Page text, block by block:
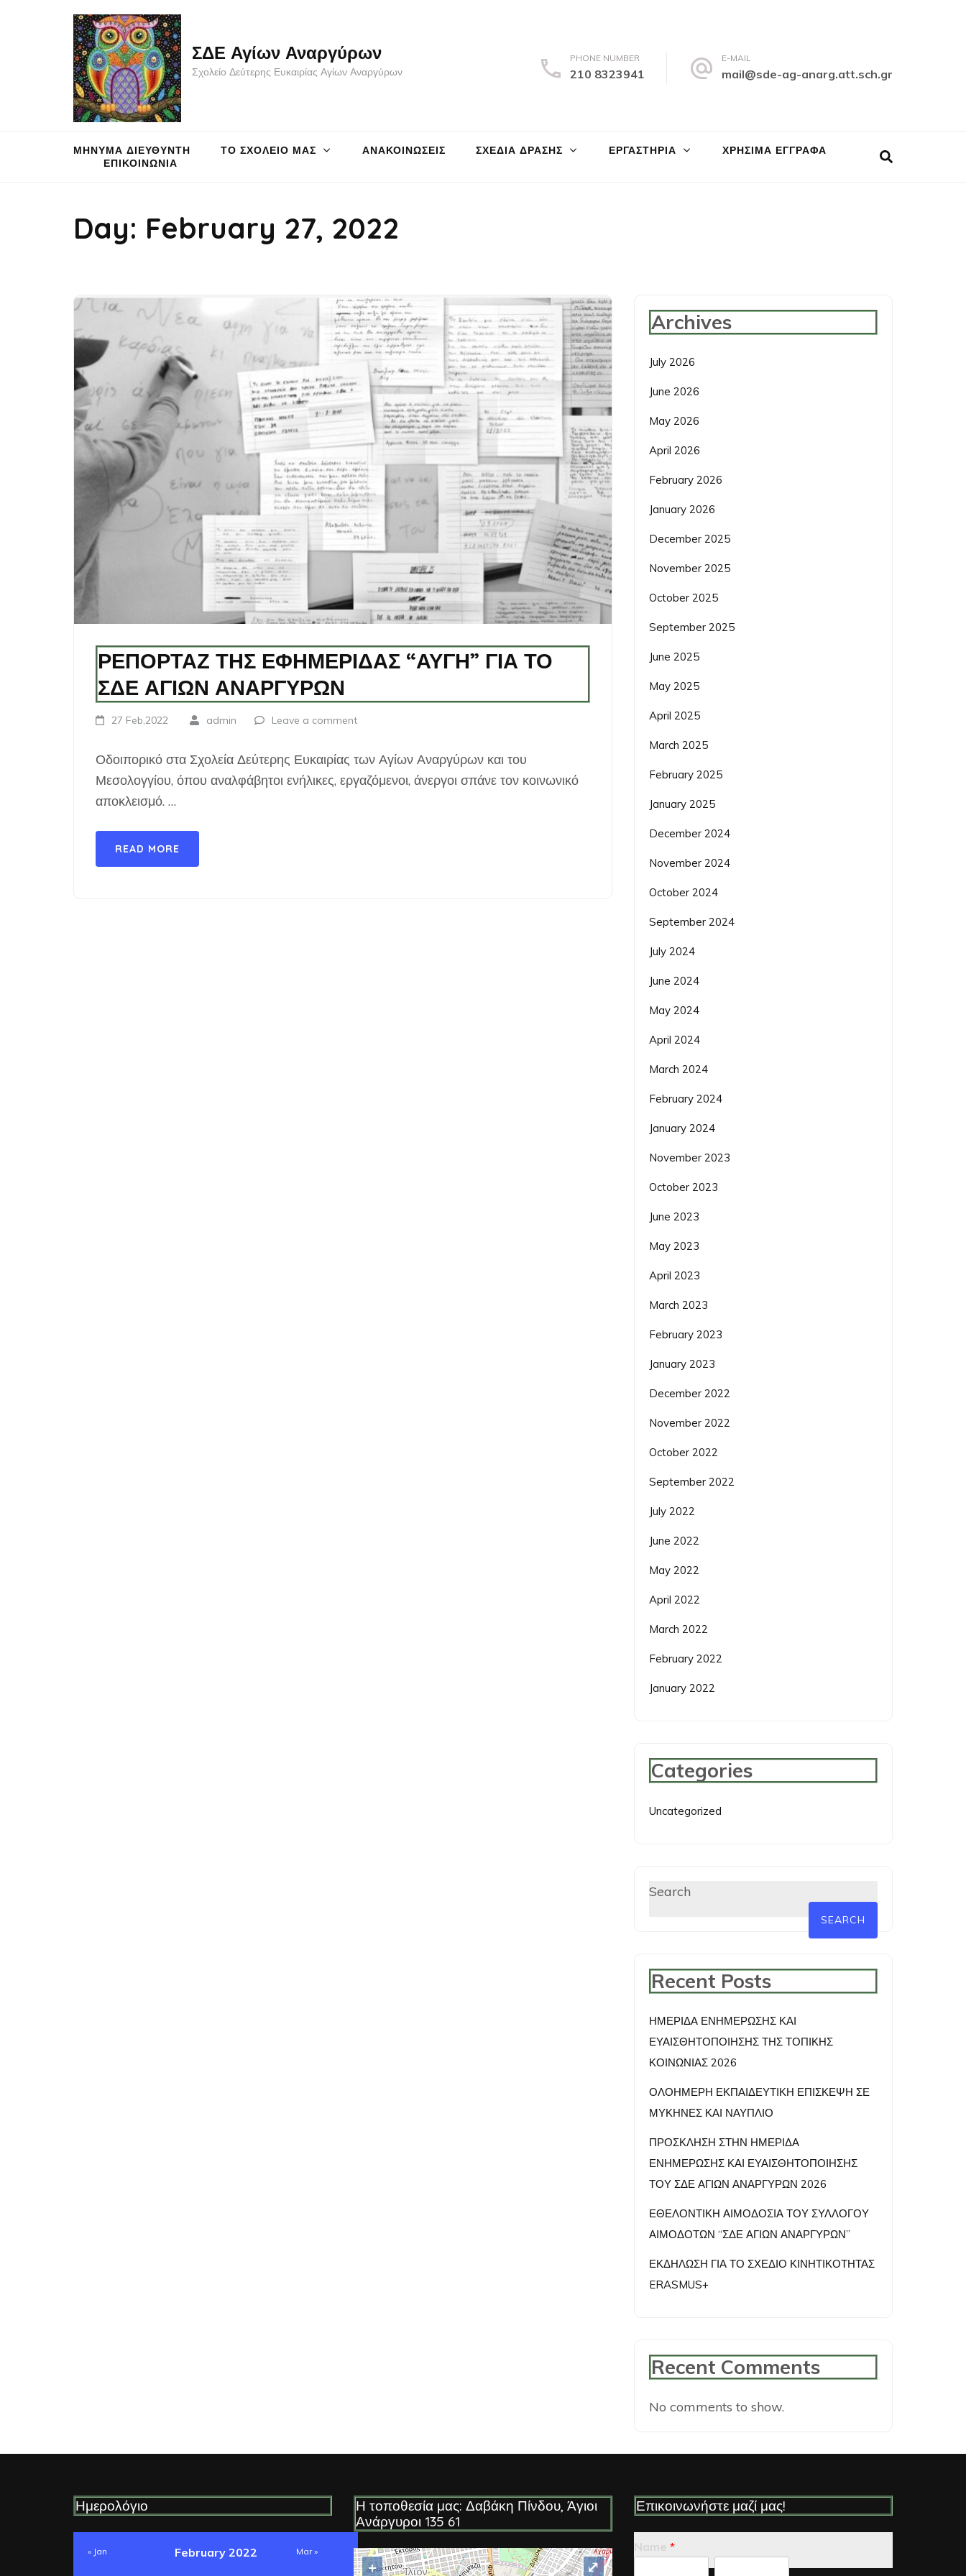
ΣΔΕ Αγίων Αναργύρων
Σχολείο Δεύτερης Ευκαιρίας Αγίων Αναργύρων
PHONE NUMBER
210 8323941
E-MAIL
mail@sde-ag-anarg.att.sch.gr
ΜΗΝΥΜΑ ΔΙΕΥΘΥΝΤΗ ΤΟ ΣΧΟΛΕΙΟ ΜΑΣ ΑΝΑΚΟΙΝΩΣΕΙΣ ΣΧΕΔΙΑ ΔΡΑΣΗΣ ΕΡΓΑΣΤΗΡΙΑ
ΧΡΗΣΙΜΑ ΕΓΓΡΑΦΑ
ΕΠΙΚΟΙΝΩΝΙΑ
Day: February 27, 2022
ΡΕΠΟΡΤΑΖ ΤΗΣ ΕΦΗΜΕΡΙΔΑΣ “ΑΥΓΗ” ΓΙΑ ΤΟ
ΣΔΕ ΑΓΙΩΝ ΑΝΑΡΓΥΡΩΝ
27 Feb,2022 admin Leave a comment
Οδοιπορικό στα Σχολεία Δεύτερης Ευκαιρίας των Αγίων Αναργύρων και του
Μεσολογγίου, όπου αναλφάβητοι ενήλικες, εργαζόμενοι, άνεργοι σπάνε τον κοινωνικό
αποκλεισμό. …
READ MORE
Archives
July 2026
June 2026
May 2026
April 2026
February 2026
January 2026
December 2025
November 2025
October 2025
September 2025
June 2025
May 2025
April 2025
March 2025
February 2025
January 2025
December 2024
November 2024
October 2024
September 2024
July 2024
June 2024
May 2024
April 2024
March 2024
February 2024
January 2024
November 2023
October 2023
June 2023
May 2023
April 2023
March 2023
February 2023
January 2023
December 2022
November 2022
October 2022
September 2022
July 2022
June 2022
May 2022
April 2022
March 2022
February 2022
January 2022
Categories
Uncategorized
Search
SEARCH
Recent Posts
ΗΜΕΡΙΔΑ ΕΝΗΜΕΡΩΣΗΣ ΚΑΙ
ΕΥΑΙΣΘΗΤΟΠΟΙΗΣΗΣ ΤΗΣ ΤΟΠΙΚΗΣ
ΚΟΙΝΩΝΙΑΣ 2026
ΟΛΟΗΜΕΡΗ ΕΚΠΑΙΔΕΥΤΙΚΗ ΕΠΙΣΚΕΨΗ ΣΕ
ΜΥΚΗΝΕΣ ΚΑΙ ΝΑΥΠΛΙΟ
ΠΡΟΣΚΛΗΣΗ ΣΤΗΝ ΗΜΕΡΙΔΑ
ΕΝΗΜΕΡΩΣΗΣ ΚΑΙ ΕΥΑΙΣΘΗΤΟΠΟΙΗΣΗΣ
ΤΟΥ ΣΔΕ ΑΓΙΩΝ ΑΝΑΡΓΥΡΩΝ 2026
ΕΘΕΛΟΝΤΙΚΗ ΑΙΜΟΔΟΣΙΑ ΤΟΥ ΣΥΛΛΟΓΟΥ
ΑΙΜΟΔΟΤΩΝ “ΣΔΕ ΑΓΙΩΝ ΑΝΑΡΓΥΡΩΝ”
ΕΚΔΗΛΩΣΗ ΓΙΑ ΤΟ ΣΧΕΔΙΟ ΚΙΝΗΤΙΚΟΤΗΤΑΣ
ERASMUS+
Recent Comments
No comments to show.
Ημερολόγιο
February 2022
« Jan Mar »
Η τοποθεσία μας: Δαβάκη Πίνδου, Άγιοι
Ανάργυροι 135 61
+ ⤢
Επικοινωνήστε μαζί μας!
*